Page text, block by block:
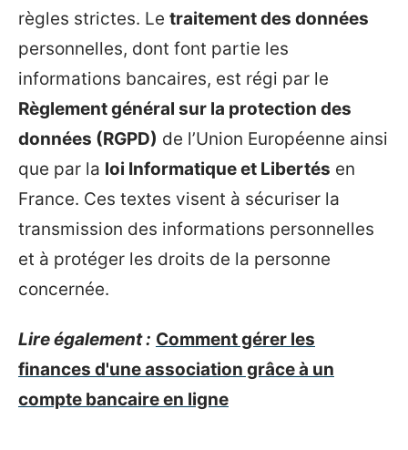
règles strictes. Le traitement des données
personnelles, dont font partie les
informations bancaires, est régi par le
Règlement général sur la protection des
données (RGPD) de l’Union Européenne ainsi
que par la loi Informatique et Libertés en
France. Ces textes visent à sécuriser la
transmission des informations personnelles
et à protéger les droits de la personne
concernée.
Lire également : Comment gérer les
finances d'une association grâce à un
compte bancaire en ligne